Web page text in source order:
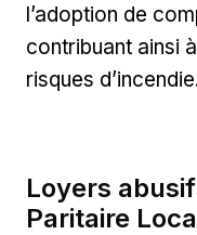
l’adoption de
contribuant ainsi
risques
Loyers
Paritaire